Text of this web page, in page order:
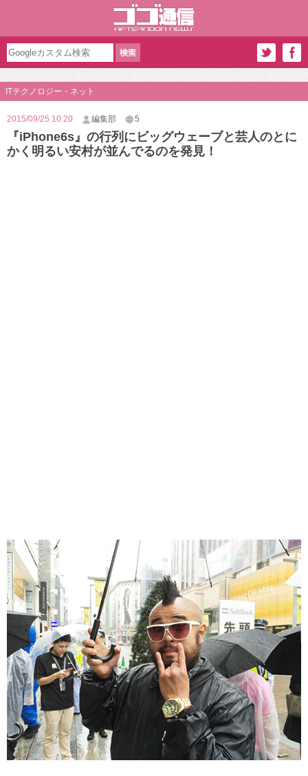
ITテクノロジー・ネット
2015/09/25 10:20 編集部 5
『iPhone6s』の行列にビッグウェーブと芸人のとに
かく明るい安村が並んでるのを発見！